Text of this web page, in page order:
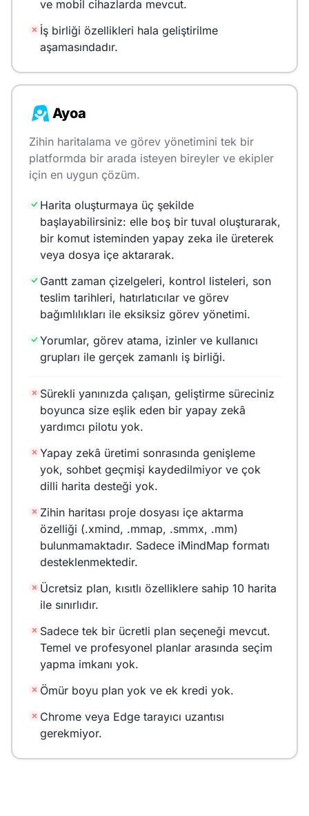
ve mobil cihazlarda mevcut.
İş birliği özellikleri hala geliştirilme
aşamasındadır.
Ayoa
Zihin haritalama ve görev yönetimini tek bir
platformda bir arada isteyen bireyler ve ekipler
için en uygun çözüm.
Harita oluşturmaya üç şekilde
başlayabilirsiniz: elle boş bir tuval oluşturarak,
bir komut isteminden yapay zeka ile üreterek
veya dosya içe aktararak.
Gantt zaman çizelgeleri, kontrol listeleri, son
teslim tarihleri, hatırlatıcılar ve görev
bağımlılıkları ile eksiksiz görev yönetimi.
Yorumlar, görev atama, izinler ve kullanıcı
grupları ile gerçek zamanlı iş birliği.
Sürekli yanınızda çalışan, geliştirme süreciniz
boyunca size eşlik eden bir yapay zekâ
yardımcı pilotu yok.
Yapay zekâ üretimi sonrasında genişleme
yok, sohbet geçmişi kaydedilmiyor ve çok
dilli harita desteği yok.
Zihin haritası proje dosyası içe aktarma
özelliği (.xmind, .mmap, .smmx, .mm)
bulunmamaktadır. Sadece iMindMap formatı
desteklenmektedir.
Ücretsiz plan, kısıtlı özelliklere sahip 10 harita
ile sınırlıdır.
Sadece tek bir ücretli plan seçeneği mevcut.
Temel ve profesyonel planlar arasında seçim
yapma imkanı yok.
Ömür boyu plan yok ve ek kredi yok.
Chrome veya Edge tarayıcı uzantısı
gerekmiyor.